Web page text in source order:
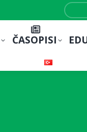
Search:
ČASOPISI